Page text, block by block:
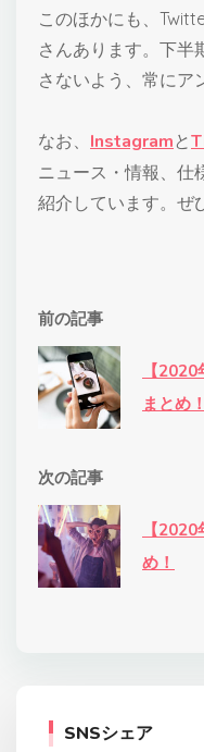
このほかにも、
さんあります。下半
さないよう、常にア
なお、 Instagram と
ニュース・情報、仕
紹介しています。ぜ
前の記事
【
まとめ！
次の記事
【
め！
SNSシェア